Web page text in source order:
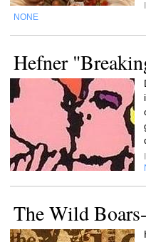
NONE
Hefner
The Wild